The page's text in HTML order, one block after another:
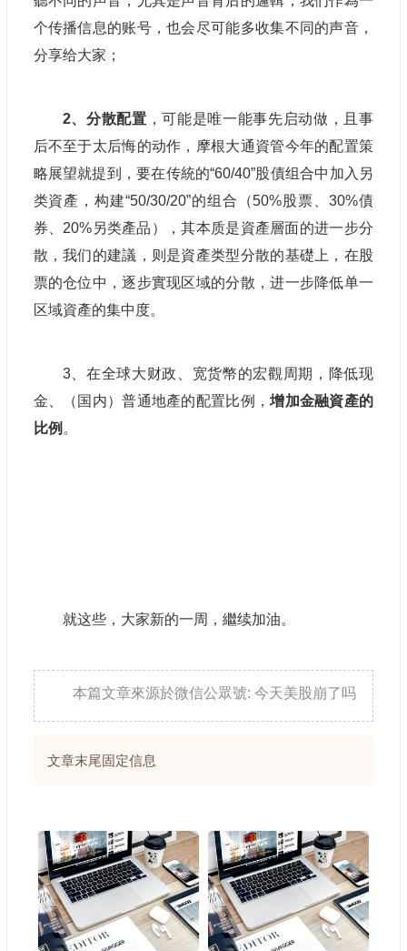
个传播信息的账号，也会尽可能多收集不同的声音，
分享给大家；
2、分散配置 ，可能是唯一能事先启动做，且事
后不至于太后悔的动作，摩根大通資管今年的配置策
略展望就提到，要在传統的“60/40”股債组合中加入另
类資產，构建“50/30/20”的组合（50%股票、30%債
券、20%另类產品），其本质是資產層面的进一步分
散，我们的建議，则是資產类型分散的基礎上，在股
票的仓位中，逐步實现区域的分散，进一步降低单一
区域資產的集中度。
3、在全球大财政、宽货幣的宏觀周期，降低现
金、（国内）普通地產的配置比例，增加金融資產的
比例 。
就这些，大家新的一周，繼续加油。
本篇文章來源於微信公眾號: 今天美股崩了吗
文章末尾固定信息